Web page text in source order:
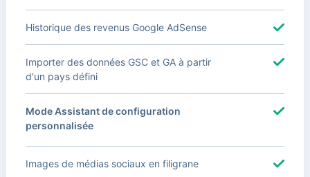
Historique des revenus Google AdSense
Importer des données GSC et GA à partir
d'un pays défini
Mode Assistant de configuration
personnalisée
Images de médias sociaux en filigrane